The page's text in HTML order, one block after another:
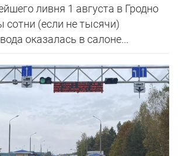
ливня 1 августа в Гродно
сотни (если не тысячи)
оказалась в салоне...